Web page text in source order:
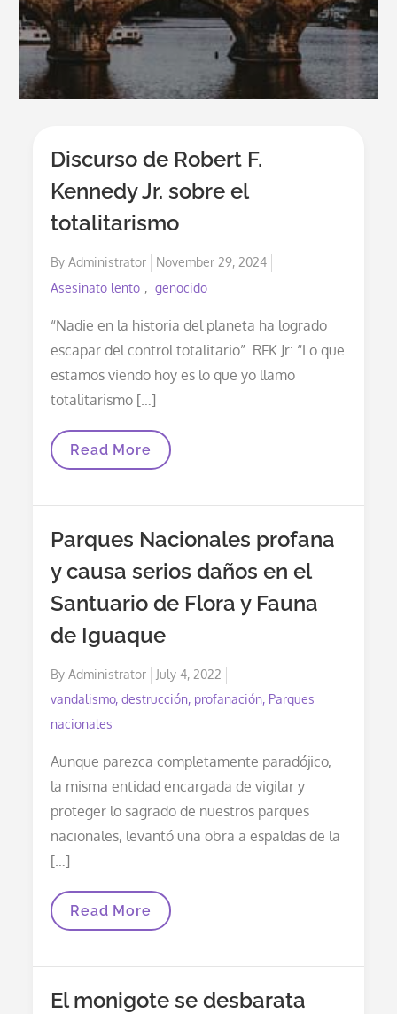
Discurso de Robert F.
Kennedy Jr. sobre el
totalitarismo
ByAdministrator
Posted
on
November 29, 2024
Asesinato lento
genocido
“Nadie en la historia del planeta ha logrado
escapar del control totalitario”. RFK Jr: “Lo que
estamos viendo hoy es lo que yo llamo
totalitarismo […]
Discurso
Kennedy
Sobre
Totalitarismo
Read More
Parques Nacionales profana
y causa serios daños en el
Santuario de Flora y Fauna
de Iguaque
ByAdministrator
Posted
on
July 4, 2022
vandalismo, destrucción, profanación, Parques
nacionales
Aunque parezca completamente paradójico,
la misma entidad encargada de vigilar y
proteger lo sagrado de nuestros parques
nacionales, levantó una obra a espaldas de la
[…]
Parques
Causa
Daños
Read More
El monigote se desbarata